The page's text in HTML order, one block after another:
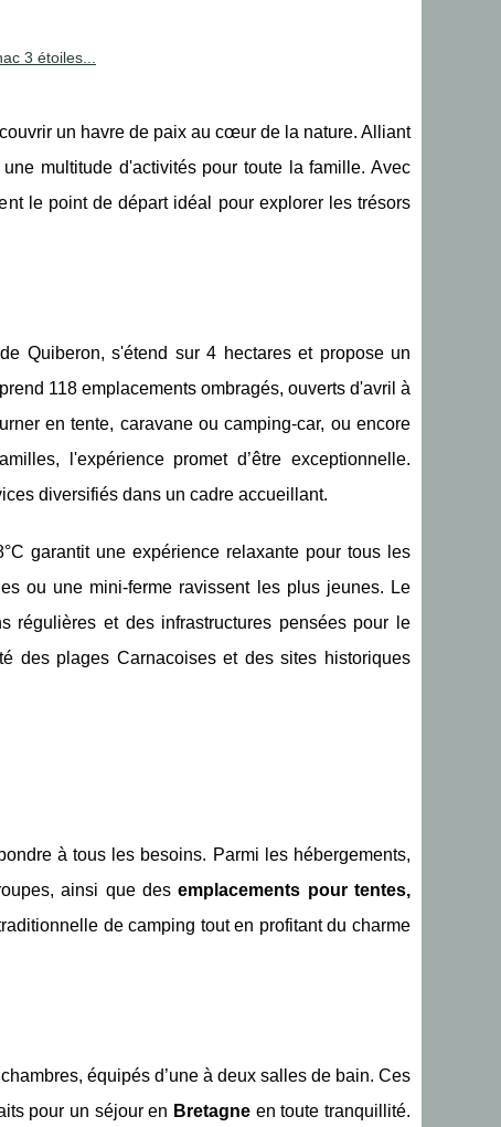
3 étoiles...
un havre de paix au cœur de la nature. Alliant
multitude d'activités pour toute la famille. Avec
le point de départ idéal pour explorer les trésors
Quiberon, s'étend sur 4 hectares et propose un
118 emplacements ombragés, ouverts d'avril à
en tente, caravane ou camping-car, ou encore
l'expérience promet d’être exceptionnelle.
diversifiés dans un cadre accueillant.
garantit une expérience relaxante pour tous les
ou une mini-ferme ravissent les plus jeunes. Le
régulières et des infrastructures pensées pour le
des plages Carnacoises et des sites historiques
à tous les besoins. Parmi les hébergements,
ainsi que desemplacements pour tentes,
de camping tout en profitant du charme
équipés d’une à deux salles de bain. Ces
pour un séjour en Bretagne en toute tranquillité.